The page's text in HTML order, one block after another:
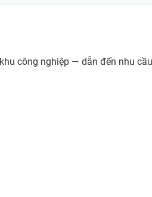
công nghiệp — dẫn đến nhu